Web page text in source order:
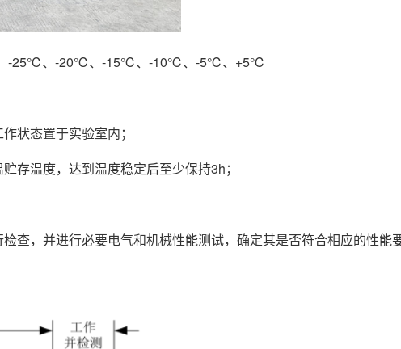
-25℃、-20℃、-15℃、-10℃、-5℃、+5℃
状态置于实验室内；
存温度，达到温度稳定后至少保持3h；
查，并进行必要电气和机械性能测试，确定其是否符合相应的性能要